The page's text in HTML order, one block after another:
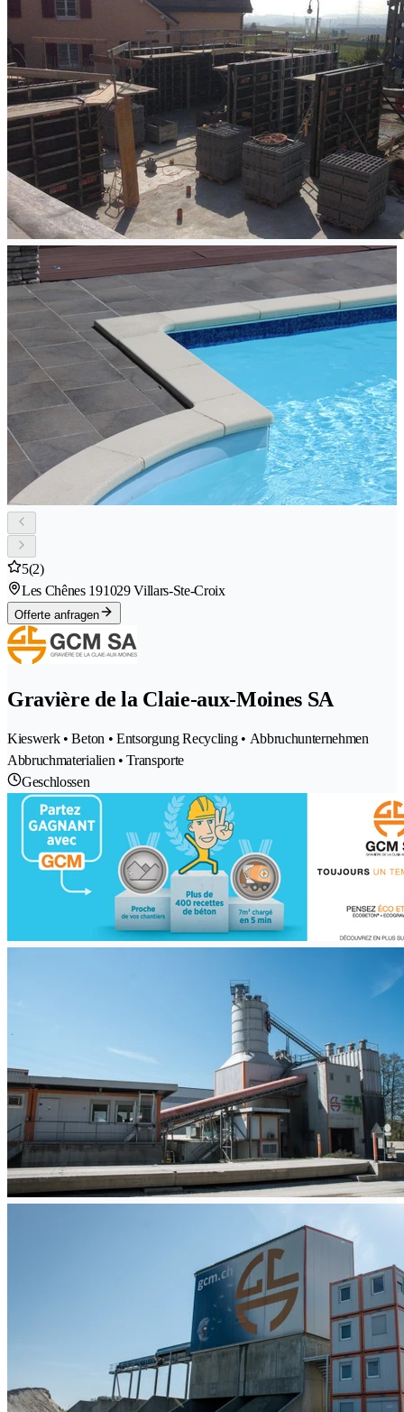
5(2)
Les Chênes 191029 Villars-Ste-Croix
Offerte anfragen
Gravière de la Claie-aux-Moines SA
Kieswerk • Beton • Entsorgung Recycling • Abbruchunternehmen
Abbruchmaterialien • Transporte
Geschlossen